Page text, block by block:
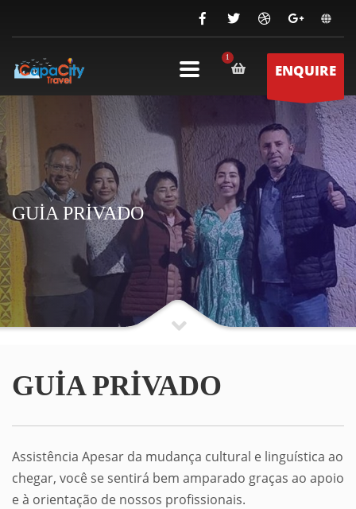
ENQUIRE
GUİA PRİVADO
GUİA PRİVADO
Assistência Apesar da mudança cultural e linguística ao
chegar, você se sentirá bem amparado graças ao apoio
e à orientação de nossos profissionais.